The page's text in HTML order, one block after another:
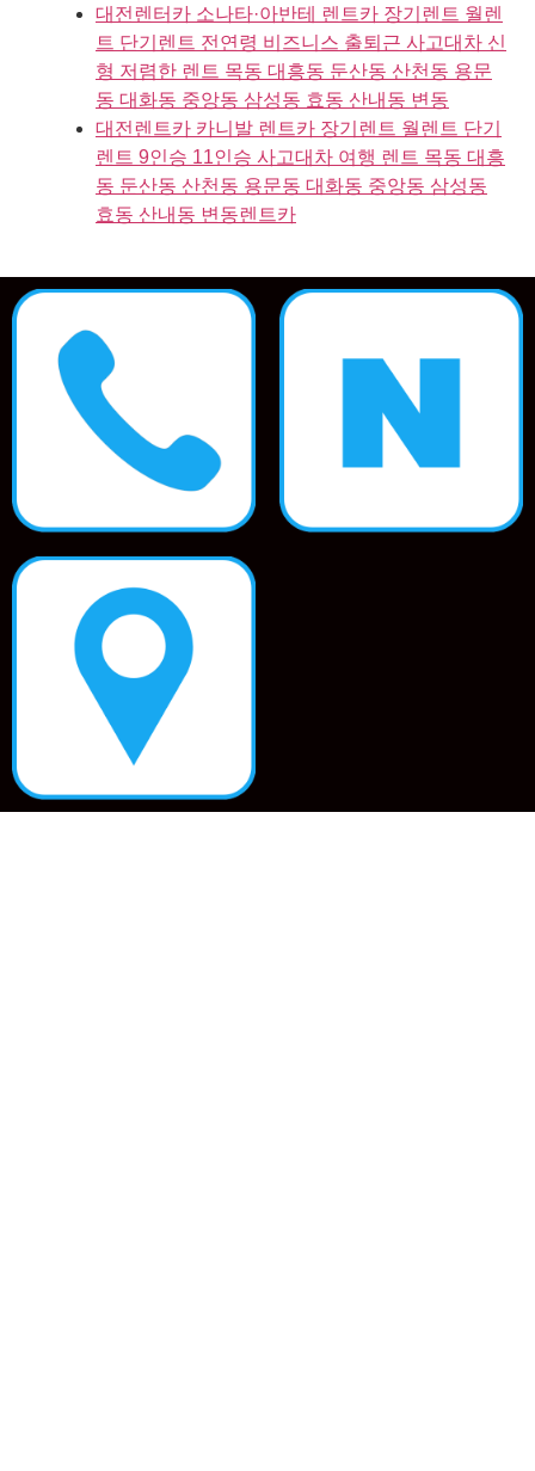
대전렌터카 소나타·아반테 렌트카 장기렌트 월렌
트 단기렌트 전연령 비즈니스 출퇴근 사고대차 신
형 저렴한 렌트 목동 대흥동 둔산동 산천동 용문
동 대화동 중앙동 삼성동 효동 산내동 변동
대전렌트카 카니발 렌트카 장기렌트 월렌트 단기
렌트 9인승 11인승 사고대차 여행 렌트 목동 대흥
동 둔산동 산천동 용문동 대화동 중앙동 삼성동
효동 산내동 변동렌트카